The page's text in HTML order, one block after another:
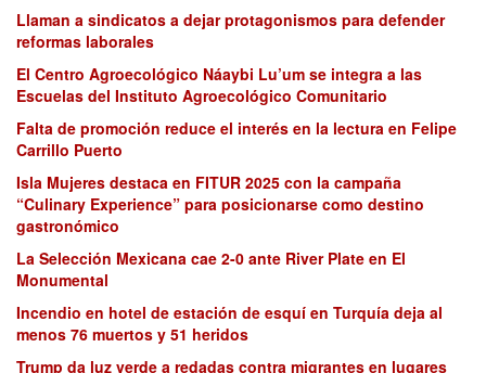
Llaman a sindicatos a dejar protagonismos para defender
reformas laborales
El Centro Agroecológico Náaybi Lu’um se integra a las
Escuelas del Instituto Agroecológico Comunitario
Falta de promoción reduce el interés en la lectura en Felipe
Carrillo Puerto
Isla Mujeres destaca en FITUR 2025 con la campaña
“Culinary Experience” para posicionarse como destino
gastronómico
La Selección Mexicana cae 2-0 ante River Plate en El
Monumental
Incendio en hotel de estación de esquí en Turquía deja al
menos 76 muertos y 51 heridos
Trump da luz verde a redadas contra migrantes en lugares